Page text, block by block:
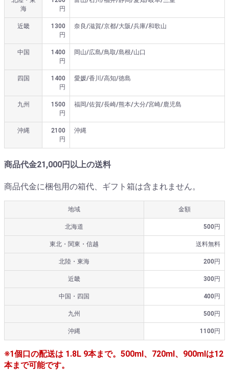
海
円
近畿
1300
円
奈良/滋賀/京都/大阪/兵庫/和歌山
中国
1400
円
岡山/広島/鳥取/島根/山口
四国
1400
円
愛媛/香川/高知/徳島
九州
1500
円
福岡/佐賀/長崎/熊本/大分/宮崎/鹿児島
沖縄
2100
円
沖縄
商品代金21,000円以上の送料
商品代金に梱包用の箱代、ギフト箱は含まれません。
地域 金額
北海道 500円
東北・関東・信越 送料無料
北陸・東海 200円
近畿 300円
中国・四国 400円
九州 500円
沖縄 1100円
※1個口の配送は 1.8L 9本まで。500ml、720ml、900mlは12
本まで可能です。